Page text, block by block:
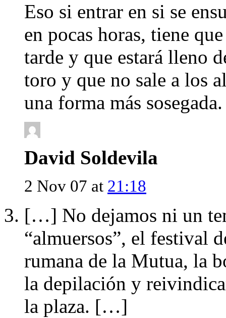
Eso si entrar en si se
en pocas horas, tiene
tarde y que estará lleno
toro y que no sale a los
una forma más sosegada.
David Soldevila
2 Nov 07 at 21:18
[…] No dejamos ni un
“almuersos”, el festival
rumana de la Mutua, la
la depilación y
la plaza. […]